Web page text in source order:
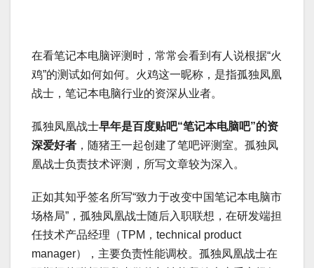
在看笔记本电脑评测时，常常会看到有人说根据“火
鸡”的测试如何如何。火鸡这一昵称，是指孤独凤凰
战士，笔记本电脑行业的资深从业者。
孤独凤凰战士早年是百度贴吧“笔记本电脑吧”的资
深爱好者 ，随猪王一起创建了笔吧评测室。孤独凤
凰战士负责技术评测，所写文章较为深入。
正如其知乎签名所写“致力于改变中国笔记本电脑市
场格局”，孤独凤凰战士随后入职联想，在研发端担
任技术产品经理（TPM，technical product
manager），主要负责性能调校。孤独凤凰战士在